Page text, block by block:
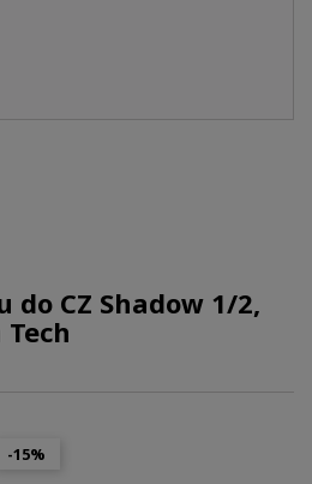
do CZ Shadow 1/2,
Tech
-15%